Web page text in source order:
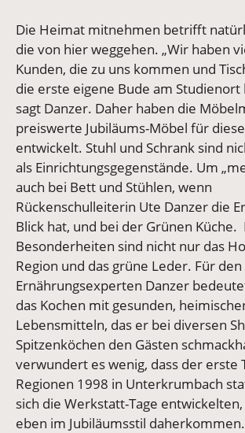
Die Heimat mitnehmen betrifft
die von hier weggehen. „Wir haben
Kunden, die zu uns kommen und
die erste eigene Bude am Studienort
sagt Danzer. Daher haben die
preiswerte Jubiläums-Möbel für
entwickelt. Stuhl und Schrank sind
als Einrichtungsgegenstände. Um
auch bei Bett und Stühlen, wenn
Rückenschulleiterin Ute Danzer die
Blick hat, und bei der Grünen Küche.
Besonderheiten sind nicht nur das
Region und das grüne Leder. Für
Ernährungsexperten Danzer
das Kochen mit gesunden,
Lebensmitteln, das er bei diversen
Spitzenköchen den Gästen
verwundert es wenig, dass der erste
Regionen 1998 in Unterkrumbach
sich die Werkstatt-Tage
eben im Jubiläumsstil daherkommen.